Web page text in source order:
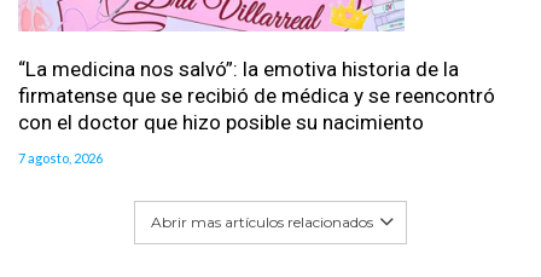
“La medicina nos salvó”: la emotiva historia de la
firmatense que se recibió de médica y se reencontró
con el doctor que hizo posible su nacimiento
7 agosto, 2026
Abrir mas artículos relacionados